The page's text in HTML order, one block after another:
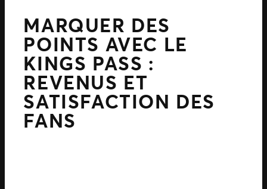
MARQUER DES
POINTS AVEC LE
KINGS PASS :
REVENUS ET
SATISFACTION DES
FANS